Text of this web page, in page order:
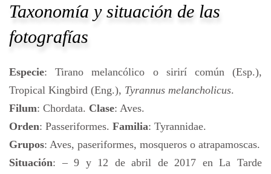
Taxonomía y situación de las
fotografías
Especie: Tirano melancólico o sirirí común (Esp.),
Tropical Kingbird (Eng.), Tyrannus melancholicus.
Filum: Chordata. Clase: Aves.
Orden: Passeriformes. Familia: Tyrannidae.
Grupos: Aves, paseriformes, mosqueros o atrapamoscas.
Situación: – 9 y 12 de abril de 2017 en La Tarde